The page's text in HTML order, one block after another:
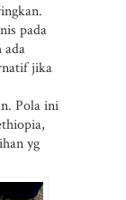
pada
ada
jika
Pola ini
yg